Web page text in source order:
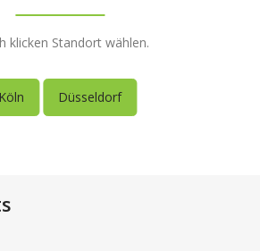
klicken Standort wählen.
Köln Düsseldorf